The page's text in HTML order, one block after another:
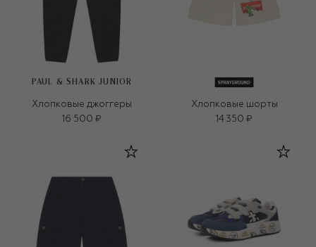
PAUL & SHARK JUNIOR
Хлопковые джоггеры
16 500 ₽
Хлопковые шорты
14 350 ₽